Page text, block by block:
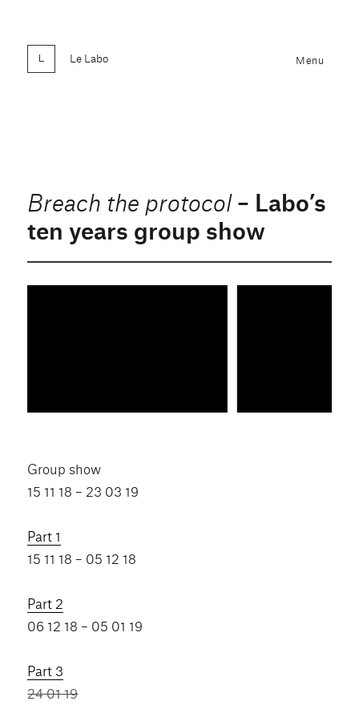
Le Labo Menu
Breach the protocol– Labo’s
ten years group show
Group show
15 11 18 – 23 03 19
Part 1
15 11 18 – 05 12 18
Part 2
06 12 18 – 05 01 19
Part 3
24 01 19